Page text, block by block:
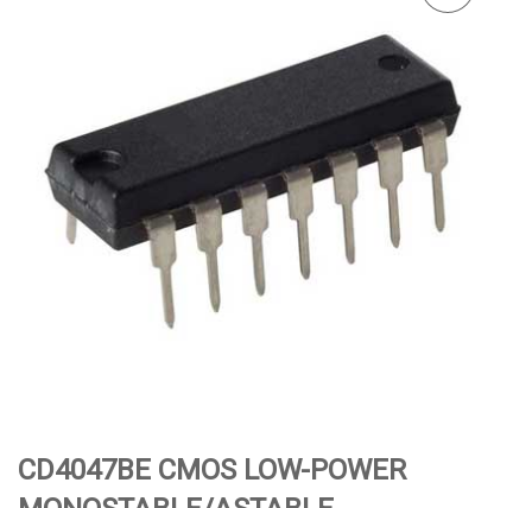
CD4047BE CMOS LOW-POWER